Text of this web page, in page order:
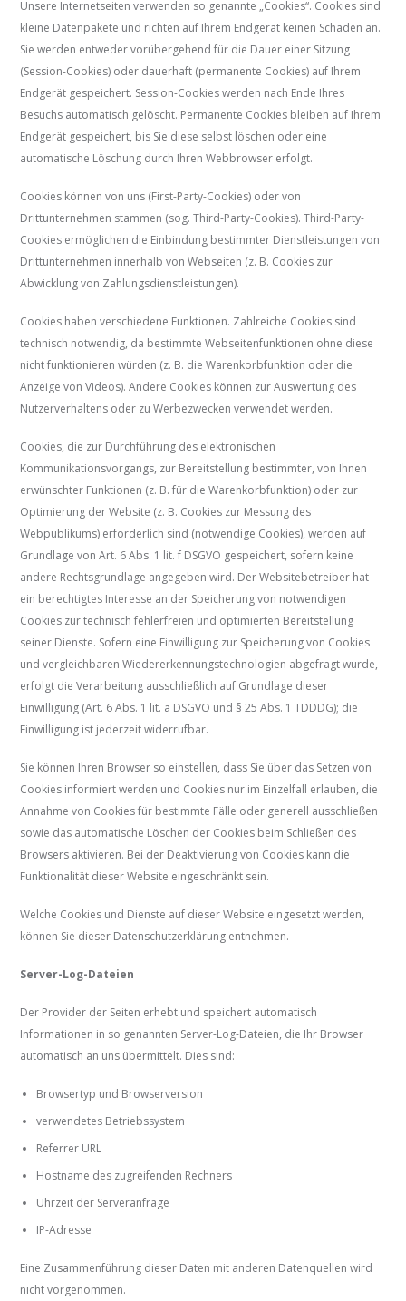
Unsere Internetseiten verwenden so genannte „Cookies“. Cookies sind
kleine Datenpakete und richten auf Ihrem Endgerät keinen Schaden an.
Sie werden entweder vorübergehend für die Dauer einer Sitzung
(Session-Cookies) oder dauerhaft (permanente Cookies) auf Ihrem
Endgerät gespeichert. Session-Cookies werden nach Ende Ihres
Besuchs automatisch gelöscht. Permanente Cookies bleiben auf Ihrem
Endgerät gespeichert, bis Sie diese selbst löschen oder eine
automatische Löschung durch Ihren Webbrowser erfolgt.
Cookies können von uns (First-Party-Cookies) oder von
Drittunternehmen stammen (sog. Third-Party-Cookies). Third-Party-
Cookies ermöglichen die Einbindung bestimmter Dienstleistungen von
Drittunternehmen innerhalb von Webseiten (z. B. Cookies zur
Abwicklung von Zahlungsdienstleistungen).
Cookies haben verschiedene Funktionen. Zahlreiche Cookies sind
technisch notwendig, da bestimmte Webseitenfunktionen ohne diese
nicht funktionieren würden (z. B. die Warenkorbfunktion oder die
Anzeige von Videos). Andere Cookies können zur Auswertung des
Nutzerverhaltens oder zu Werbezwecken verwendet werden.
Cookies, die zur Durchführung des elektronischen
Kommunikationsvorgangs, zur Bereitstellung bestimmter, von Ihnen
erwünschter Funktionen (z. B. für die Warenkorbfunktion) oder zur
Optimierung der Website (z. B. Cookies zur Messung des
Webpublikums) erforderlich sind (notwendige Cookies), werden auf
Grundlage von Art. 6 Abs. 1 lit. f DSGVO gespeichert, sofern keine
andere Rechtsgrundlage angegeben wird. Der Websitebetreiber hat
ein berechtigtes Interesse an der Speicherung von notwendigen
Cookies zur technisch fehlerfreien und optimierten Bereitstellung
seiner Dienste. Sofern eine Einwilligung zur Speicherung von Cookies
und vergleichbaren Wiedererkennungstechnologien abgefragt wurde,
erfolgt die Verarbeitung ausschließlich auf Grundlage dieser
Einwilligung (Art. 6 Abs. 1 lit. a DSGVO und § 25 Abs. 1 TDDDG); die
Einwilligung ist jederzeit widerrufbar.
Sie können Ihren Browser so einstellen, dass Sie über das Setzen von
Cookies informiert werden und Cookies nur im Einzelfall erlauben, die
Annahme von Cookies für bestimmte Fälle oder generell ausschließen
sowie das automatische Löschen der Cookies beim Schließen des
Browsers aktivieren. Bei der Deaktivierung von Cookies kann die
Funktionalität dieser Website eingeschränkt sein.
Welche Cookies und Dienste auf dieser Website eingesetzt werden,
können Sie dieser Datenschutzerklärung entnehmen.
Server-Log-Dateien
Der Provider der Seiten erhebt und speichert automatisch
Informationen in so genannten Server-Log-Dateien, die Ihr Browser
automatisch an uns übermittelt. Dies sind:
Browsertyp und Browserversion
verwendetes Betriebssystem
Referrer URL
Hostname des zugreifenden Rechners
Uhrzeit der Serveranfrage
IP-Adresse
Eine Zusammenführung dieser Daten mit anderen Datenquellen wird
nicht vorgenommen.